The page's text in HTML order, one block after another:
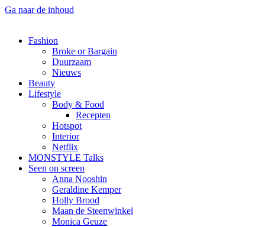
Ga naar de inhoud
Fashion
Broke or Bargain
Duurzaam
Nieuws
Beauty
Lifestyle
Body & Food
Recepten
Hotspot
Interior
Netflix
MONSTYLE Talks
Seen on screen
Anna Nooshin
Geraldine Kemper
Holly Brood
Maan de Steenwinkel
Monica Geuze